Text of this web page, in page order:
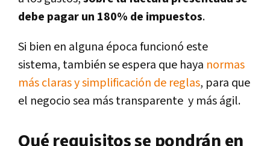
debe pagar un 180% de impuestos.
Si bien en alguna época funcionó este
sistema, también se espera que haya normas
más claras y simplificación de reglas, para que
el negocio sea más transparente y más ágil.
Qué requisitos se pondrán en